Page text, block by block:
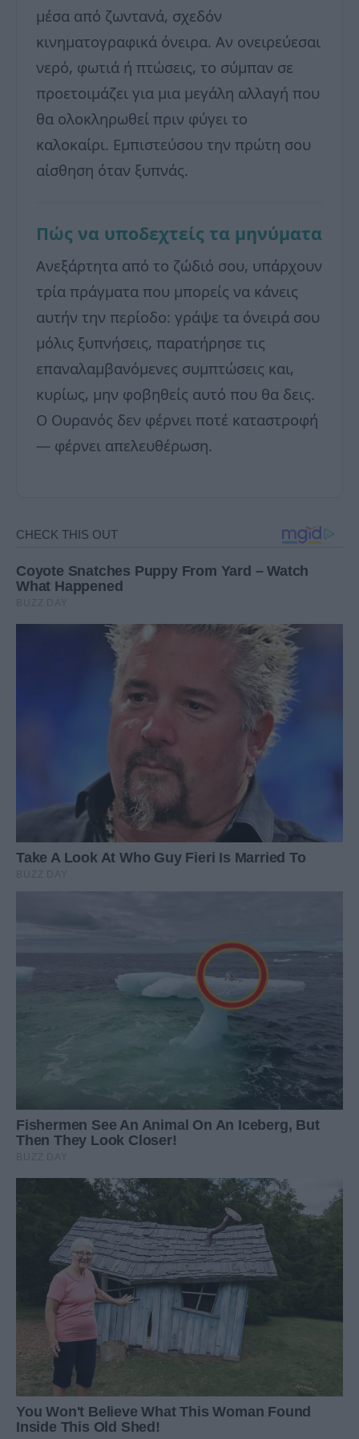
μέσα από ζωντανά, σχεδόν
κινηματογραφικά όνειρα. Αν ονειρεύεσαι
νερό, φωτιά ή πτώσεις, το σύμπαν σε
προετοιμάζει για μια μεγάλη αλλαγή που
θα ολοκληρωθεί πριν φύγει το
καλοκαίρι. Εμπιστεύσου την πρώτη σου
αίσθηση όταν ξυπνάς.
Πώς να υποδεχτείς τα μηνύματα
Ανεξάρτητα από το ζώδιό σου, υπάρχουν
τρία πράγματα που μπορείς να κάνεις
αυτήν την περίοδο: γράψε τα όνειρά σου
μόλις ξυπνήσεις, παρατήρησε τις
επαναλαμβανόμενες συμπτώσεις και,
κυρίως, μην φοβηθείς αυτό που θα δεις.
Ο Ουρανός δεν φέρνει ποτέ καταστροφή
— φέρνει απελευθέρωση.